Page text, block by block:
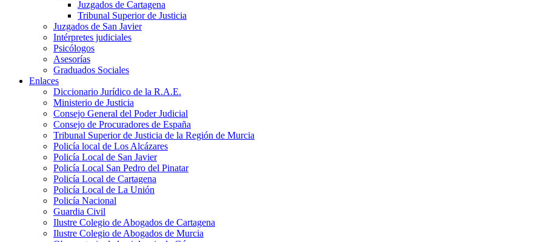
Juzgados de Cartagena
Tribunal Superior de Justicia
Juzgados de San Javier
Intérpretes judiciales
Psicólogos
Asesorías
Graduados Sociales
Enlaces
Diccionario Jurídico de la R.A.E.
Ministerio de Justicia
Consejo General del Poder Judicial
Consejo de Procuradores de España
Tribunal Superior de Justicia de la Región de Murcia
Policía local de Los Alcázares
Policía Local de San Javier
Policía Local San Pedro del Pinatar
Policía Local de Cartagena
Policía Local de La Unión
Policía Nacional
Guardia Civil
Ilustre Colegio de Abogados de Cartagena
Ilustre Colegio de Abogados de Murcia